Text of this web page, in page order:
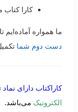
کارا کتاب
ما همواره آماده‌ایم
دست دوم شما
کاراکتاب دارای
الکترونیک می‌باشد.